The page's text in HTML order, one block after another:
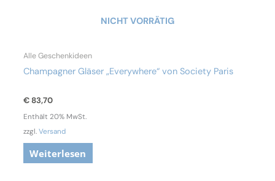
NICHT VORRÄTIG
Alle Geschenkideen
Champagner Gläser „Everywhere“ von Society Paris
€83,70
Enthält 20% MwSt.
zzgl.Versand
Weiterlesen